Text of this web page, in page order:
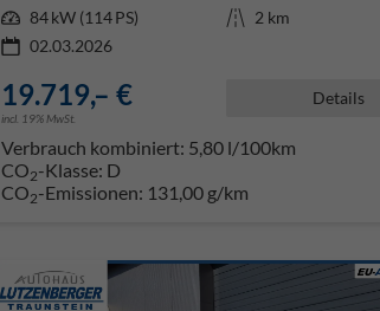
Leistung 84 kW (114 PS) Kilometerstand 2 km
02.03.2026
19.719,– €
incl. 19% MwSt.
Details
Verbrauch kombiniert: 5,80 l/100km
CO2-Klasse: D
CO2-Emissionen: 131,00 g/km